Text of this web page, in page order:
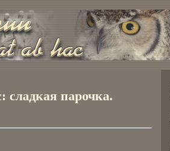
парочка.